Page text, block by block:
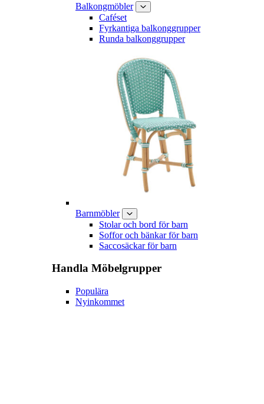
Balkongmöbler
Caféset
Fyrkantiga balkonggrupper
Runda balkonggrupper
Barnmöbler
Stolar och bord för barn
Soffor och bänkar för barn
Saccosäckar för barn
Handla Möbelgrupper
Populära
Nyinkommet